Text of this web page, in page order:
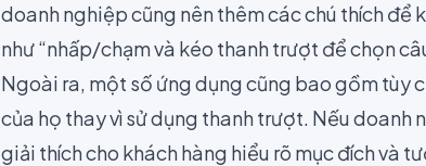
doanh nghiệp cũng nên thêm các chú thích để
như “nhấp/chạm và kéo thanh trượt để chọn
Ngoài ra, một số ứng dụng cũng bao gồm tùy
của họ thay vì sử dụng thanh trượt. Nếu doanh
giải thích cho khách hàng hiểu rõ mục đích và